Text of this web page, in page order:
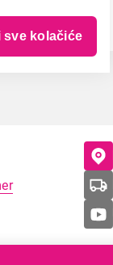
sve kolačiće
XA